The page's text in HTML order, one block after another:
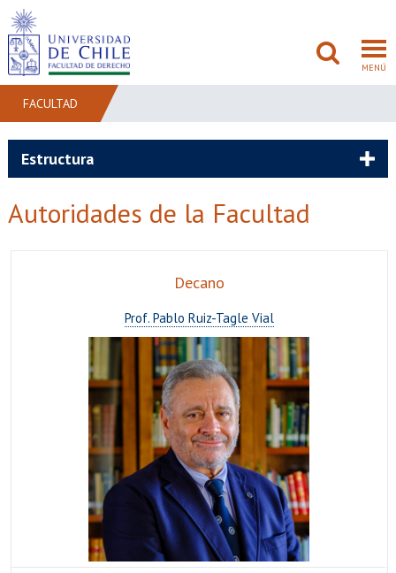
MENÚ
ADMISIÓN
INVESTIGACIÓN
BIBLIOTECAS
EXTENSIÓN
Académicos Estudiantes
Egresados Funcionarios
FACULTAD
Estructura
Autoridades de la Facultad
Decano
Prof. Pablo Ruiz-Tagle Vial